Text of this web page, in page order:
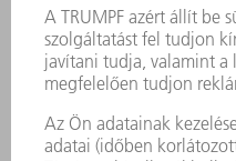
sugárral
matricákkal történő
létrehozásánál
lemez beszorul a
kilökő